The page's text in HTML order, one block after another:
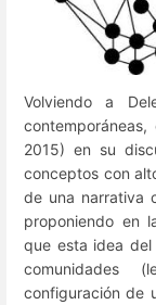
Volviendo a
2015) en su
conceptos con
de una narrativa
proponiendo en
que esta idea
comunidades
configuración de